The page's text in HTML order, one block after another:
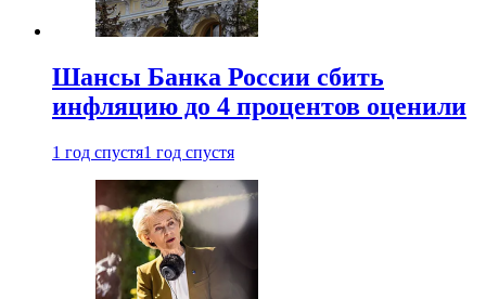
Шансы Банка России сбить
инфляцию до 4 процентов оценили
1 год спустя1 год спустя